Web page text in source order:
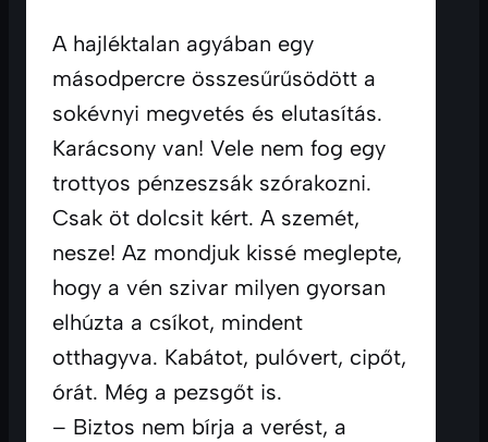
A hajléktalan agyában egy
másodpercre összesűrűsödött a
sokévnyi megvetés és elutasítás.
Karácsony van! Vele nem fog egy
trottyos pénzeszsák szórakozni.
Csak öt dolcsit kért. A szemét,
nesze! Az mondjuk kissé meglepte,
hogy a vén szivar milyen gyorsan
elhúzta a csíkot, mindent
otthagyva. Kabátot, pulóvert, cipőt,
órát. Még a pezsgőt is.
– Biztos nem bírja a verést, a